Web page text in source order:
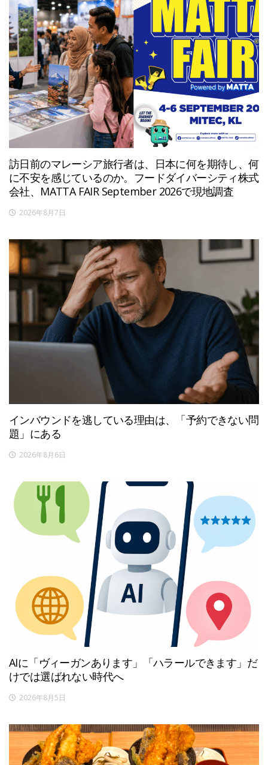
訪日前のマレーシア旅行者は、日本に何を期待し、何
に不安を感じているのか。フードダイバーシティ株式
会社、MATTA FAIR September 2026で現地調査
2026年8月7日
インバウンドを逃している理由は、「予約できない問
題」にある
2026年8月6日
AIに「ヴィーガンあります」「ハラールできます」だ
けでは選ばれない時代へ
2026年8月5日